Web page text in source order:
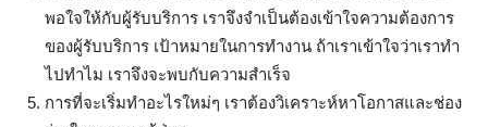
พอใจให้กับผู้รับบริการ เราจึงจำเป็นต้องเข้าใจความต้องการ
ของผู้รับบริการ เป้าหมายในการทำงาน ถ้าเราเข้าใจว่าเราทำ
ไปทำไม เราจึงจะพบกับความสำเร็จ
การที่จะเริ่มทำอะไรใหม่ๆ เราต้องวิเคราะห์หาโอกาสและช่อง